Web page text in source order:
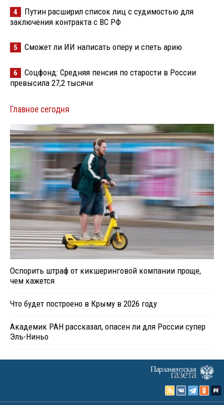
4
Путин расширил список лиц с судимостью для
заключения контракта с ВС РФ
5 Сможет ли ИИ написать оперу и спеть арию
6
Соцфонд: Средняя пенсия по старости в России
превысила 27,2 тысячи
Главное сегодня
Оспорить штраф от кикшеринговой компании проще,
чем кажется
Что будет построено в Крыму в 2026 году
Академик РАН рассказал, опасен ли для России супер
Эль-Ниньо